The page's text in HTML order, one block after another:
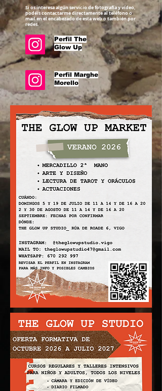
Si os interesa algún servicio de fotografía y vídeo,
podéis contactarme directamente al teléfono o
mail en el encabezado de esta web o también por
redes.
Perfil The
Glow Up
Perfil Marghe
Morello